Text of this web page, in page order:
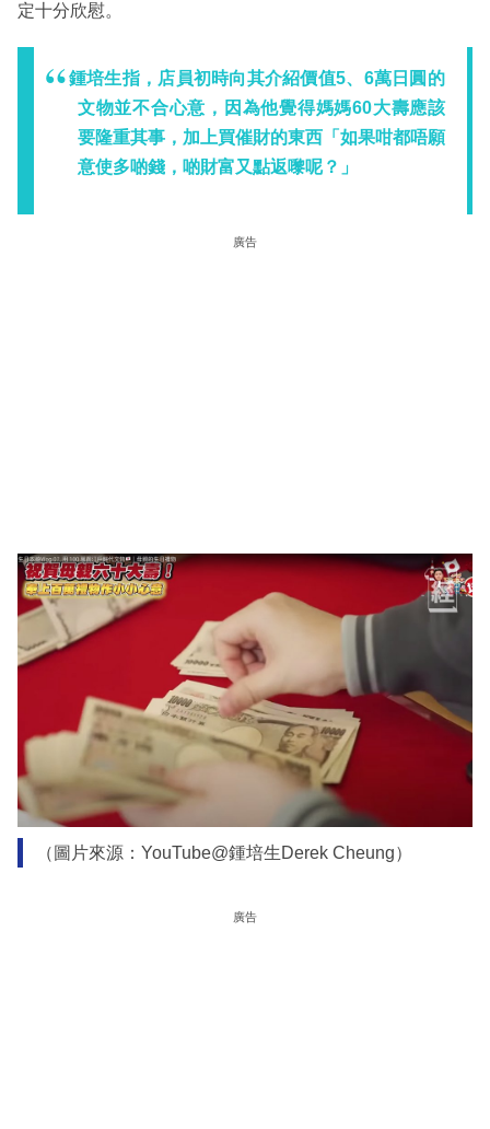
定十分欣慰。
鍾培生指，店員初時向其介紹價值5、6萬日圓的
文物並不合心意，因為他覺得媽媽60大壽應該
要隆重其事，加上買催財的東西「如果咁都唔願
意使多啲錢，啲財富又點返嚟呢？」
廣告
（圖片來源：YouTube@鍾培生Derek Cheung）
廣告